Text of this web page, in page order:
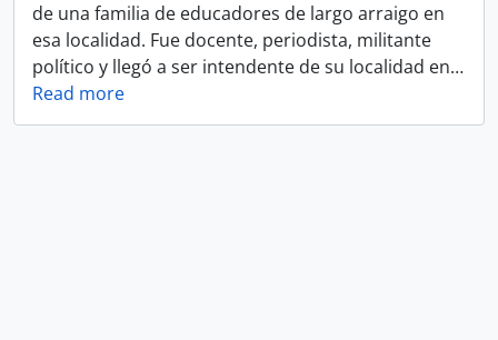
de una familia de educadores de largo arraigo en
esa localidad. Fue docente, periodista, militante
político y llegó a ser intendente de su localidad en…
Read more